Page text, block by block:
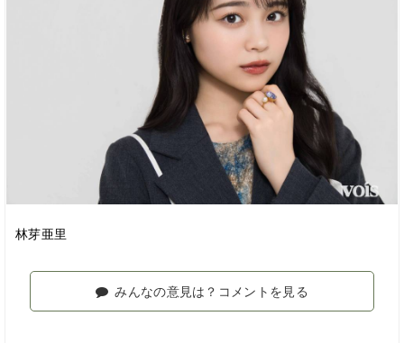
林芽亜里
みんなの意見は？コメントを見る